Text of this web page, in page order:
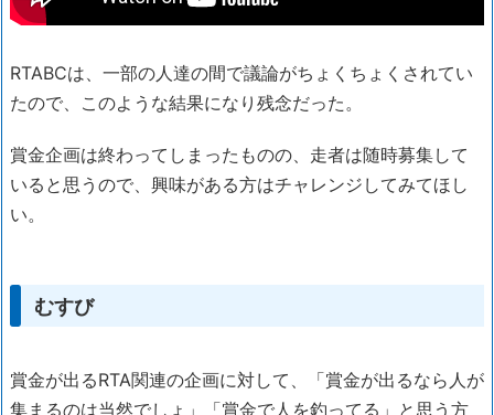
RTABCは、一部の人達の間で議論がちょくちょくされてい
たので、このような結果になり残念だった。
賞金企画は終わってしまったものの、走者は随時募集して
いると思うので、興味がある方はチャレンジしてみてほし
い。
むすび
賞金が出るRTA関連の企画に対して、「賞金が出るなら人が
集まるのは当然でしょ」「賞金で人を釣ってる」と思う方